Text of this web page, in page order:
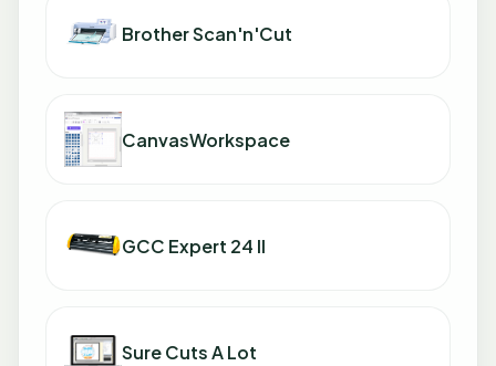
Brother Scan'n'Cut
CanvasWorkspace
GCC Expert 24 II
Sure Cuts A Lot